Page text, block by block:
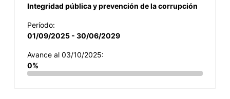
Integridad pública y prevención de la corrupción
Período:
01/09/2025 - 30/06/2029
Avance al 03/10/2025:
0%